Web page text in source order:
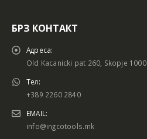
БРЗ КОНТАКТ
Адреса:
Old Kacanicki pat 260, Skopje 1000
Тел:
+389 2260 2840
EMAIL:
info@ingcotools.mk